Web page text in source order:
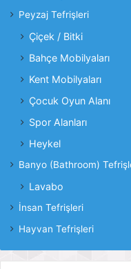
Peyzaj Tefrişleri
Çiçek / Bitki
Bahçe Mobilyaları
Kent Mobilyaları
Çocuk Oyun Alanı
Spor Alanları
Heykel
Banyo (Bathroom)
Lavabo
İnsan Tefrişleri
Hayvan Tefrişleri